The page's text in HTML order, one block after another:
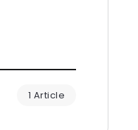
1 Article